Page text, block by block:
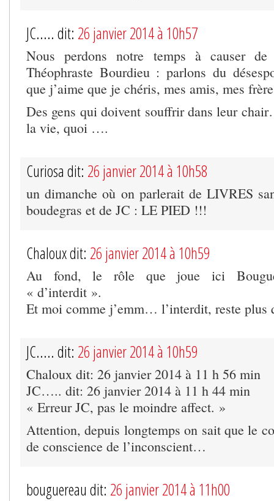
JC..... dit: 26 janvier 2014 à 10h57
Nous perdons notre temps à causer
Théophraste Bourdieu : parlons du
que j’aime que je chéris, mes amis, mes
Des gens qui doivent souffrir dans leur
la vie, quoi ….
Curiosa dit: 26 janvier 2014 à 10h58
un dimanche où on parlerait de LIVRES
boudegras et de JC : LE PIED !!!
Chaloux dit: 26 janvier 2014 à 10h59
Au fond, le rôle que joue ici
« d’interdit ».
Et moi comme j’emm… l’interdit, reste plus
JC..... dit: 26 janvier 2014 à 10h59
Chaloux dit: 26 janvier 2014 à 11 h 56 min
JC….. dit: 26 janvier 2014 à 11 h 44 min
« Erreur JC, pas le moindre affect. »
Attention, depuis longtemps on sait que le
de conscience de l’inconscient…
bouguereau dit: 26 janvier 2014 à 11h00